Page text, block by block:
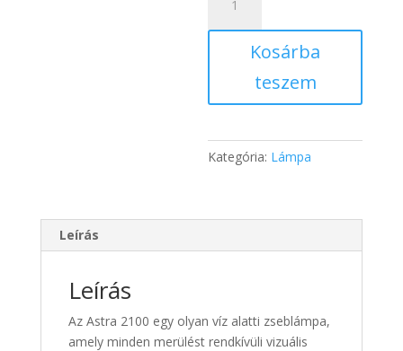
búvárlámpa
2100
mennyiség
Kosárba
teszem
Kategória: Lámpa
Leírás
Leírás
Az Astra 2100 egy olyan víz alatti zseblámpa,
amely minden merülést rendkívüli vizuális